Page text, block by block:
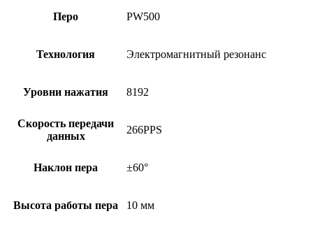
Перо PW500
Технология Электромагнитный резонанс
Уровни нажатия 8192
Скорость передачи
данных
266PPS
Наклон пера ±60°
Высота работы пера 10 мм